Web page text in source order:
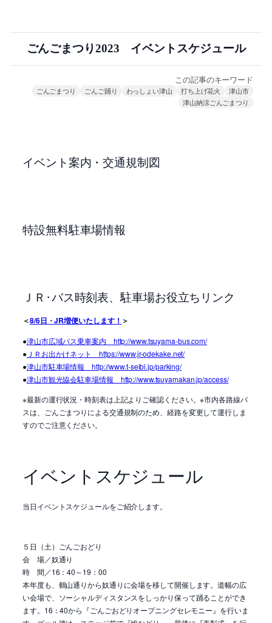
ごんごまつり2023 イベントスケジュール
この記事のキーワード
ごんごまつり ごんご踊り わっしょい津山 打ち上げ花火
津山市
津山納涼ごんごまつり
イベント案内・交通規制図
特設無料駐車場情報
ＪＲ･バス時刻表、駐車場お役立ちリンク
＜8/6日・JR増便いたします！ ＞
●津山市広域バス乗車案内 http://www.tsuyama-bus.com/
●ＪＲお出かけネット https://www.jr-odekake.net/
●津山市駐車場情報 http://www.t-seibi.jp/parking/
●津山市観光協会駐車場情報 http://www.tsuyamakan.jp/access/
※最新の運行状況・時刻表は上記よりご確認ください。※市内各路線バ
スは、ごんごまつりによる交通規制のため、経路を変更して運行しま
すのでご注意ください。
イベントスケジュール
当日イベントスケジュールをご紹介します。
５日（土）ごんごおどり
会 場／奴通り
時 間／16：40～19：00
本年度も、鶴山通りから奴通りに会場を移して開催します。道幅の広
い会場で、ソーシャルディスタンスをしっかり保って踊ることができ
ます。16：40から『ごんごおどりオープニングセレモニー』を行いま